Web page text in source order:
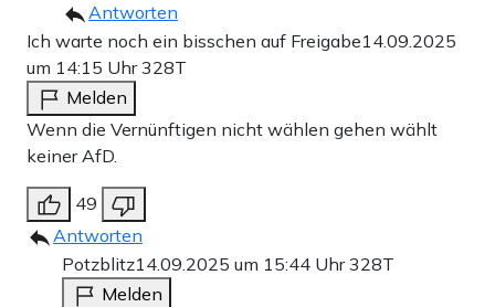
Antworten
Ich warte noch ein bisschen auf Freigabe14.09.2025
um 14:15 Uhr328T
Melden
Wenn die Vernünftigen nicht wählen gehen wählt
keiner AfD.
49
Antworten
Potzblitz14.09.2025 um 15:44 Uhr328T
Melden